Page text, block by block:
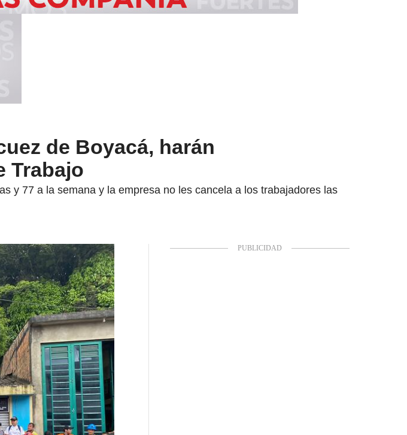
de Boyacá, harán
Trabajo
y 77 a la semana y la empresa no les cancela a los trabajadores las